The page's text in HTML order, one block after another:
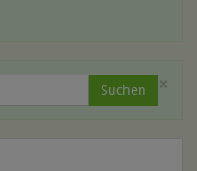
×
Suchen